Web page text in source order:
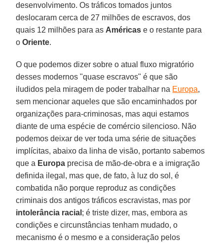
desenvolvimento. Os tráficos tomados juntos
deslocaram cerca de 27 milhões de escravos, dos
quais 12 milhões para as Américas e o restante para
oOriente.
O que podemos dizer sobre o atual fluxo migratório
desses modernos "quase escravos" é que são
iludidos pela miragem de poder trabalhar na Europa,
sem mencionar aqueles que são encaminhados por
organizações para-criminosas, mas aqui estamos
diante de uma espécie de comércio silencioso. Não
podemos deixar de ver toda uma série de situações
implícitas, abaixo da linha de visão, portanto sabemos
que a Europa precisa de mão-de-obra e a imigração
definida ilegal, mas que, de fato, à luz do sol, é
combatida não porque reproduz as condições
criminais dos antigos tráficos escravistas, mas por
intolerância racial ; é triste dizer, mas, embora as
condições e circunstâncias tenham mudado, o
mecanismo é o mesmo e a consideração pelos